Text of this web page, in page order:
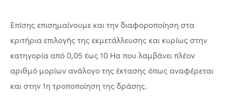
Επίσης επισημαίνουμε και την διαφοροποίηση στα
κριτήρια επιλογής της εκμετάλλευσης και κυρίως στην
κατηγορία από 0,05 έως 10 Ηa που λαμβάνει πλέον
αριθμό μορίων ανάλογο της έκτασης όπως αναφέρεται
και στην 1η τροποποίηση της δράσης.